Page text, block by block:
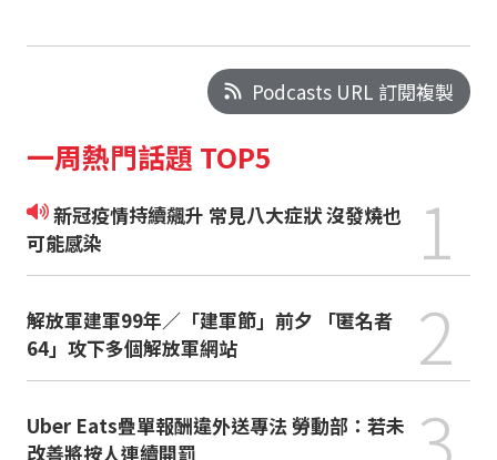
Podcasts URL 訂閱複製
一周熱門話題 TOP5
新冠疫情持續飆升 常見八大症狀 沒發燒也
可能感染
1
解放軍建軍99年／「建軍節」前夕 「匿名者
64」攻下多個解放軍網站
2
Uber Eats疊單報酬違外送專法 勞動部：若未
改善將按人連續開罰
3